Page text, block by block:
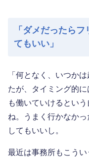
「ダメだったら
てもいい」
「何となく、いつか
たが、タイミング的
も働いていけるとい
ね。うまく行かなか
してもいいし。
最近は事務所もこうい